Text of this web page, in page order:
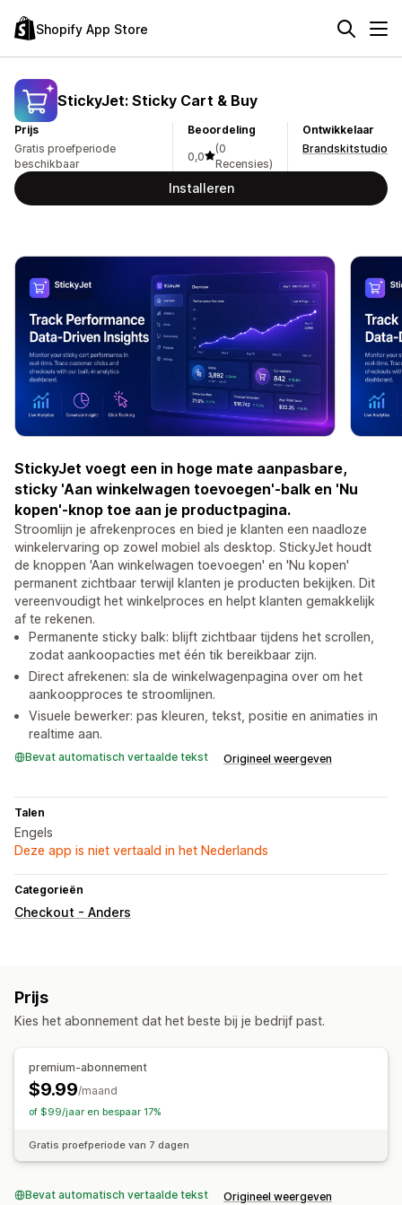
Shopify App Store
StickyJet: Sticky Cart & Buy
Prijs
Gratis proefperiode
beschikbaar
Beoordeling
0,0
(0
Recensies)
Ontwikkelaar
Brandskitstudio
Installeren
StickyJet voegt een in hoge mate aanpasbare,
sticky 'Aan winkelwagen toevoegen'-balk en 'Nu
kopen'-knop toe aan je productpagina.
Stroomlijn je afrekenproces en bied je klanten een naadloze
winkelervaring op zowel mobiel als desktop. StickyJet houdt
de knoppen 'Aan winkelwagen toevoegen' en 'Nu kopen'
permanent zichtbaar terwijl klanten je producten bekijken. Dit
vereenvoudigt het winkelproces en helpt klanten gemakkelijk
af te rekenen.
Permanente sticky balk: blijft zichtbaar tijdens het scrollen,
zodat aankoopacties met één tik bereikbaar zijn.
Direct afrekenen: sla de winkelwagenpagina over om het
aankoopproces te stroomlijnen.
Visuele bewerker: pas kleuren, tekst, positie en animaties in
realtime aan.
Bevat automatisch vertaalde tekst Origineel weergeven
Talen
Engels
Deze app is niet vertaald in het Nederlands
Categorieën
Checkout - Anders
Prijs
Kies het abonnement dat het beste bij je bedrijf past.
premium-abonnement
$9.99/maand
of $99/jaar en bespaar 17%
Gratis proefperiode van 7 dagen
Bevat automatisch vertaalde tekst Origineel weergeven